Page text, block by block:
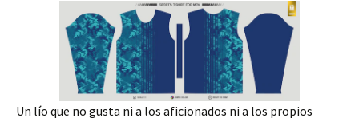
Un lío que no gusta ni a los aficionados ni a los propios